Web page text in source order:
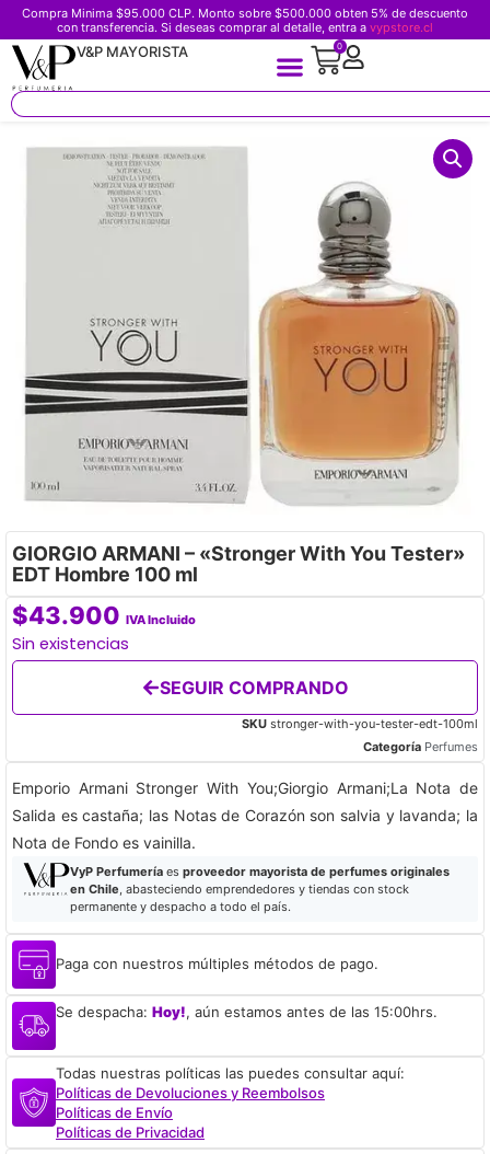
Compra Minima $95.000 CLP. Monto sobre $500.000 obten 5% de descuento
con transferencia. Si deseas comprar al detalle, entra a vypstore.cl
V&P MAYORISTA 0
GIORGIO ARMANI – «Stronger With You Tester»
EDT Hombre 100 ml
$43.900 IVA Incluido
Sin existencias
SEGUIR COMPRANDO
SKU stronger-with-you-tester-edt-100ml
Categoría Perfumes
Emporio Armani Stronger With You;Giorgio Armani;La Nota de
Salida es castaña; las Notas de Corazón son salvia y lavanda; la
Nota de Fondo es vainilla.
VyP Perfumeríaes proveedor mayorista de perfumes originales
en Chile , abasteciendo emprendedores y tiendas con stock
permanente y despacho a todo el país.
Paga con nuestros múltiples métodos de pago.
Se despacha: Hoy!, aún estamos antes de las 15:00hrs.
Todas nuestras políticas las puedes consultar aquí:
Políticas de Devoluciones y Reembolsos
Políticas de Envío
Políticas de Privacidad